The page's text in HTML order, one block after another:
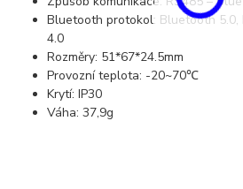
Bluetooth protokol: Bluetooth
4.0
Rozměry: 51*67*24.5mm
Provozní teplota: -20~70℃
Krytí: IP30
Váha: 37,9g